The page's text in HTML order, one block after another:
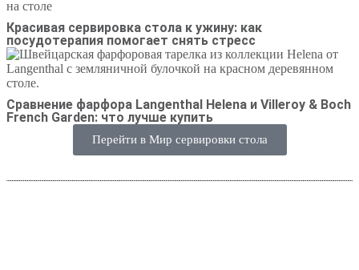
Красивая сервировка стола к ужину: как
посудотерапия помогает снять стресс
Сравнение фарфора Langenthal Helena и Villeroy & Boch
French Garden: что лучше купить
Перейти в Мир сервировки стола